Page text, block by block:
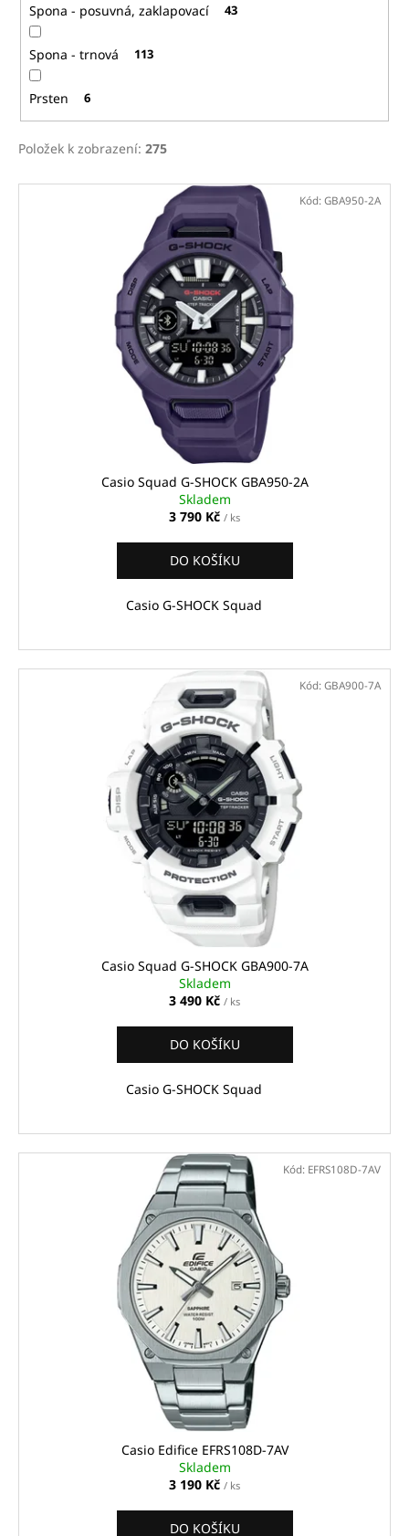
Spona - posuvná, zaklapovací 43
Spona - trnová 113
Prsten 6
Položek k zobrazení: 275
V
Casio Squad G-SHOCK GBA950-2A
Skladem
3 790 Kč / ks
DO KOŠÍKU
Casio G-SHOCK Squad
Kód: GBA950-2A
Casio Squad G-SHOCK GBA900-7A
Skladem
3 490 Kč / ks
DO KOŠÍKU
Casio G-SHOCK Squad
Kód: GBA900-7A
Casio Edifice EFRS108D-7AV
Skladem
3 190 Kč / ks
DO KOŠÍKU
Kód: EFRS108D-7AV